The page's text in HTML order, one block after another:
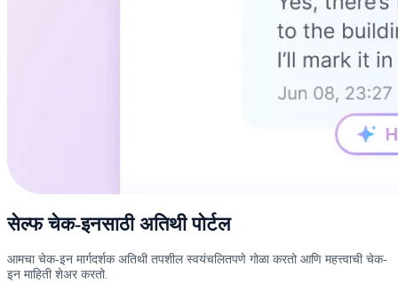
सेल्फ चेक-इनसाठी अतिथी पोर्टल
आमचा चेक-इन मार्गदर्शक अतिथी तपशील स्वयंचलितपणे गोळा करतो आणि महत्त्वाची चेक-
इन माहिती शेअर करतो.